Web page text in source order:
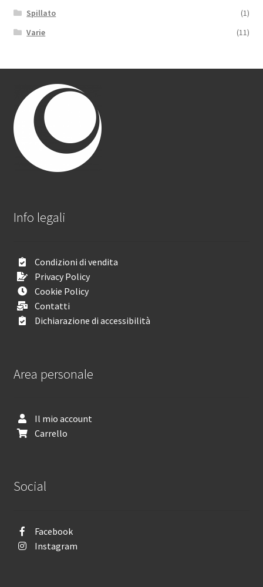
Spillato
(1)
Varie
(11)
Info legali
Condizioni di vendita
Privacy Policy
Cookie Policy
Contatti
Dichiarazione di accessibilità
Area personale
Il mio account
Carrello
Social
Facebook
Instagram